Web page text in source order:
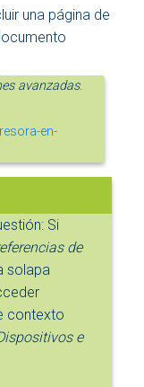
una página de
avanzadas.
Si
de
solapa
contexto
e